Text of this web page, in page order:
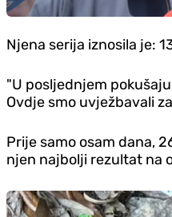
Njena serija iznosila je:
"U posljednjem
Ovdje smo uvježbavali
Prije samo osam dana,
njen najbolji rezultat na